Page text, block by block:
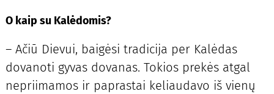
O kaip su Kalėdomis?
– Ačiū Dievui, baigėsi tradicija per Kalėdas
dovanoti gyvas dovanas. Tokios prekės atgal
nepriimamos ir paprastai keliaudavo iš vienų